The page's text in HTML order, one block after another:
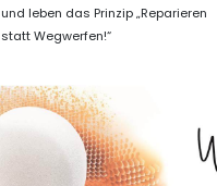
und leben das Prinzip „Reparieren
statt Wegwerfen!“